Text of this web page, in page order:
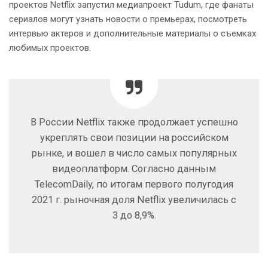
проектов Netflix запустил медиапроект Tudum, где фанаты
сериалов могут узнать новости о премьерах, посмотреть
интервью актеров и дополнительные материалы о съемках
любимых проектов.
В России Netflix также продолжает успешно
укреплять свои позиции на российском
рынке, и вошел в число самых популярных
видеоплатформ. Согласно данным
TelecomDaily, по итогам первого полугодия
2021 г. рыночная доля Netflix увеличилась с
3 до 8,9%.